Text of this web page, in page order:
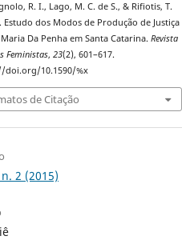
R. I., Lago, M. C. de S., & Rifiotis, T.
Estudo dos Modos de Produção de Justiça
Da Penha em Santa Catarina.Revista
Feministas,23(2), 601–617.
doi.org/10.1590/%x
de Citação
2 (2015)